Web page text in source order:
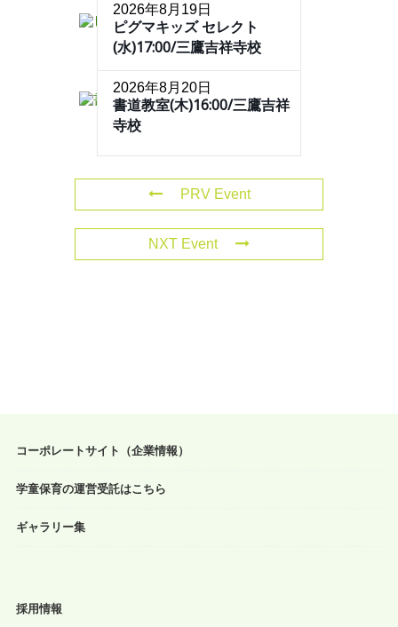
2026年8月19日
ピグマキッズ セレクト
(水)17:00/三鷹吉祥寺校
2026年8月20日
書道教室(木)16:00/三鷹吉祥
寺校
PRV Event
NXT Event
コーポレートサイト（企業情報）
学童保育の運営受託はこちら
ギャラリー集
採用情報